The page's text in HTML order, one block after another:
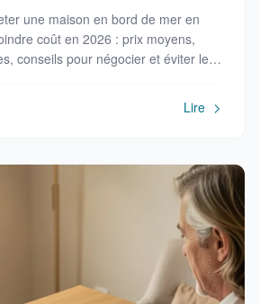
une maison en bord de mer en
coût en 2026 : prix moyens,
conseils pour négocier et éviter les
Lire